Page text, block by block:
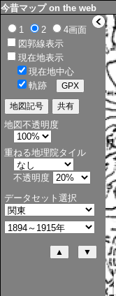
>
今昔マップ on the web
1 2
4画面
図郭線表示
現在地表示
現在地中心
軌跡
地図不透明度
重ねる地理院タイル
不透明度
データセット選択